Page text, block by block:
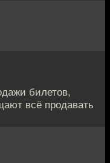
билетов,
всё продавать